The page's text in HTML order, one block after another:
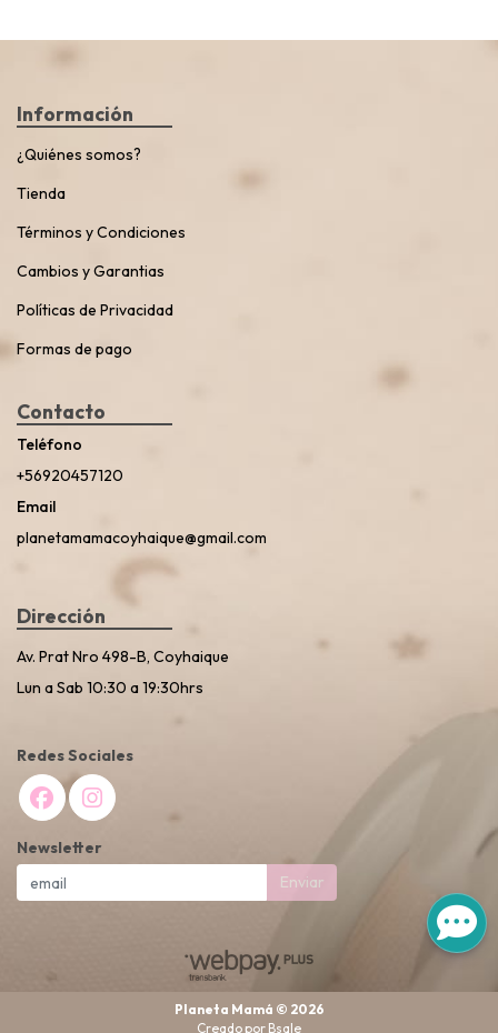
Información
¿Quiénes somos?
Tienda
Términos y Condiciones
Cambios y Garantias
Políticas de Privacidad
Formas de pago
Contacto
Teléfono
+56920457120
Email
planetamamacoyhaique@gmail.com
Dirección
Av. Prat Nro 498-B, Coyhaique
Lun a Sab 10:30 a 19:30hrs
Redes Sociales
Newsletter
Enviar
Planeta Mamá © 2026
Creado por Bsale